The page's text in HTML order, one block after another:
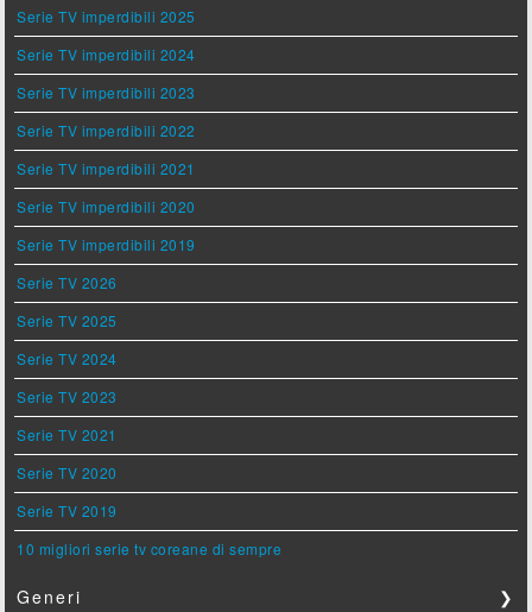
Serie TV imperdibili 2025
Serie TV imperdibili 2024
Serie TV imperdibili 2023
Serie TV imperdibili 2022
Serie TV imperdibili 2021
Serie TV imperdibili 2020
Serie TV imperdibili 2019
Serie TV 2026
Serie TV 2025
Serie TV 2024
Serie TV 2023
Serie TV 2021
Serie TV 2020
Serie TV 2019
10 migliori serie tv coreane di sempre
Generi ❯